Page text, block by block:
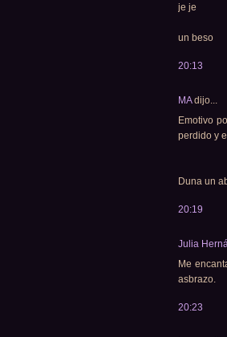
je je
un beso
20:13
MAdijo...
Emotivo
perdido y
Duna un
20:19
Julia
Me
asbrazo.
20:23